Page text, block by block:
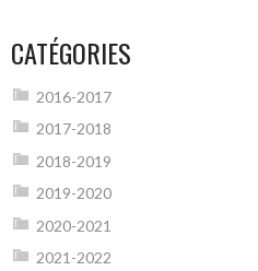
CATÉGORIES
2016-2017
2017-2018
2018-2019
2019-2020
2020-2021
2021-2022